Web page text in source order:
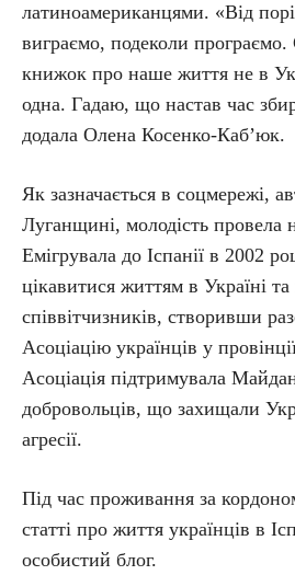
латиноамериканцями. «Від
виграємо, подеколи
книжок про наше життя не в
одна. Гадаю, що настав час
додала Олена Косенко-Каб’юк.
Як зазначається в соцмережі,
Луганщині, молодість провела
Емігрувала до Іспанії в 2002
цікавитися життям в Україні
співвітчизників, створивши
Асоціацію українців у
Асоціація підтримувала
добровольців, що захищали
агресії.
Під час проживання за
статті про життя українців в
особистий блог.